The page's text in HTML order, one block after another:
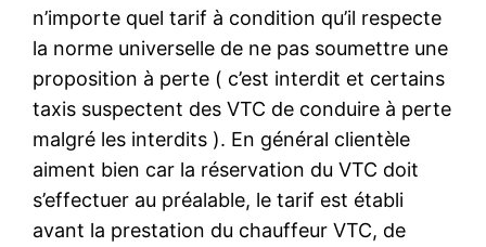
n’importe quel tarif à condition qu’il respecte
la norme universelle de ne pas soumettre une
proposition à perte ( c’est interdit et certains
taxis suspectent des VTC de conduire à perte
malgré les interdits ). En général clientèle
aiment bien car la réservation du VTC doit
s’effectuer au préalable, le tarif est établi
avant la prestation du chauffeur VTC, de